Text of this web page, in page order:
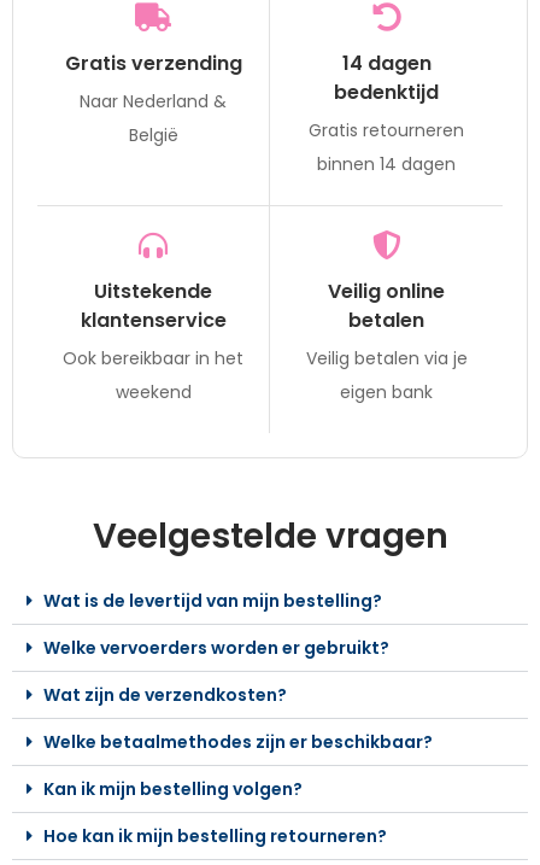
Gratis verzending
Naar Nederland &
België
14 dagen
bedenktijd
Gratis retourneren
binnen 14 dagen
Uitstekende
klantenservice
Ook bereikbaar in het
weekend
Veilig online
betalen
Veilig betalen via je
eigen bank
Veelgestelde vragen
Wat is de levertijd van mijn bestelling?
Welke vervoerders worden er gebruikt?
Wat zijn de verzendkosten?
Welke betaalmethodes zijn er beschikbaar?
Kan ik mijn bestelling volgen?
Hoe kan ik mijn bestelling retourneren?